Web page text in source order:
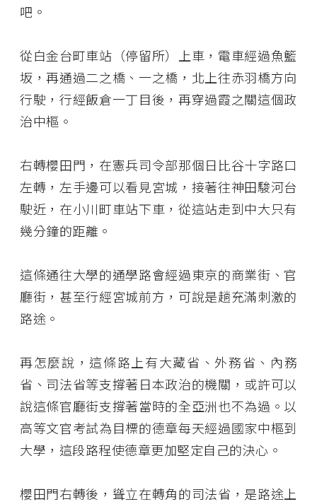
吧。
從白金台町車站（停留所）上車，電車經過魚籃
坂，再通過二之橋、一之橋，北上往赤羽橋方向
行駛，行經飯倉一丁目後，再穿過霞之關這個政
治中樞。
右轉櫻田門，在憲兵司令部那個日比谷十字路口
左轉，左手邊可以看見宮城，接著往神田駿河台
駛近，在小川町車站下車，從這站走到中大只有
幾分鐘的距離。
這條通往大學的通學路會經過東京的商業街、官
廳街，甚至行經宮城前方，可說是趟充滿刺激的
路途。
再怎麼說，這條路上有大藏省、外務省、內務
省、司法省等支撐著日本政治的機關，或許可以
說這條官廳街支撐著當時的全亞洲也不為過。以
高等文官考試為目標的德章每天經過國家中樞到
大學，這段路程使德章更加堅定自己的決心。
櫻田門右轉後，聳立在轉角的司法省，是路途上